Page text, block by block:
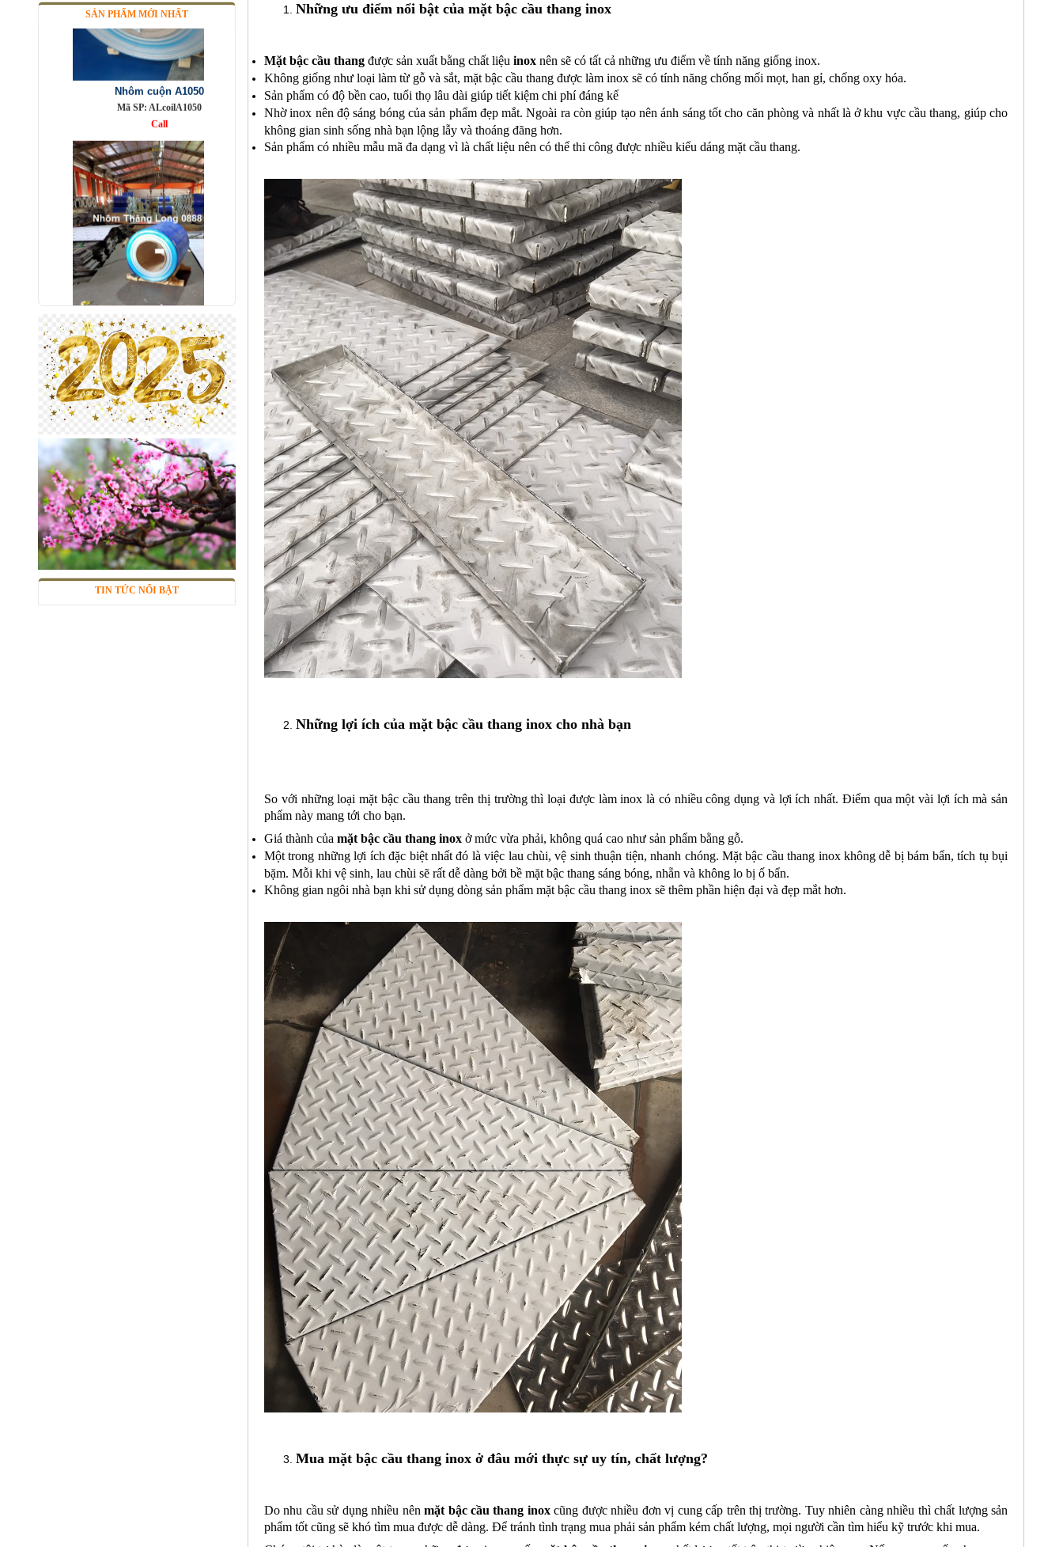
SẢN PHẨM MỚI NHẤT
Nhôm cuộn A1050
Mã SP: ALcoilA1050
Call
Nhôm bảo ôn cuộn mỏng A1050
Call
Lưới inox 304
Mã SP: LIox304data12
Call
TIN TỨC NỔI BẬT
Những ưu điểm nổi bật của mặt bậc cầu thang inox
Mặt bậc cầu thang được sản xuất bằng chất liệu inox nên sẽ có tất cả những ưu điểm về tính năng giống inox.
Không giống như loại làm từ gỗ và sắt, mặt bậc cầu thang được làm inox sẽ có tính năng chống mối mọt, han gỉ, chống oxy hóa.
Sản phẩm có độ bền cao, tuổi thọ lâu dài giúp tiết kiệm chi phí đáng kể
Nhờ inox nên độ sáng bóng của sản phẩm đẹp mắt. Ngoài ra còn giúp tạo nên ánh sáng tốt cho căn phòng và nhất là ở khu vực cầu thang, giúp cho
không gian sinh sống nhà bạn lộng lẫy và thoáng đãng hơn.
Sản phẩm có nhiều mẫu mã đa dạng vì là chất liệu nên có thể thi công được nhiều kiểu dáng mặt cầu thang.
Những lợi ích của mặt bậc cầu thang inox cho nhà bạn
So với những loại mặt bậc cầu thang trên thị trường thì loại được làm inox là có nhiều công dụng và lợi ích nhất. Điểm qua một vài lợi ích mà sản
phẩm này mang tới cho bạn.
Giá thành của mặt bậc cầu thang inox ở mức vừa phải, không quá cao như sản phẩm bằng gỗ.
Một trong những lợi ích đặc biệt nhất đó là việc lau chùi, vệ sinh thuận tiện, nhanh chóng. Mặt bậc cầu thang inox không dễ bị bám bẩn, tích tụ bụi
bặm. Mỗi khi vệ sinh, lau chùi sẽ rất dễ dàng bởi bề mặt bậc thang sáng bóng, nhẵn và không lo bị ố bẩn.
Không gian ngôi nhà bạn khi sử dụng dòng sản phẩm mặt bậc cầu thang inox sẽ thêm phần hiện đại và đẹp mắt hơn.
Mua mặt bậc cầu thang inox ở đâu mới thực sự uy tín, chất lượng?
Do nhu cầu sử dụng nhiều nênmặt bậc cầu thang inoxcũng được nhiều đơn vị cung cấp trên thị trường. Tuy nhiên càng nhiều thì chất lượng sản
phẩm tốt cũng sẽ khó tìm mua được dễ dàng. Để tránh tình trạng mua phải sản phẩm kém chất lượng, mọi người cần tìm hiểu kỹ trước khi mua.